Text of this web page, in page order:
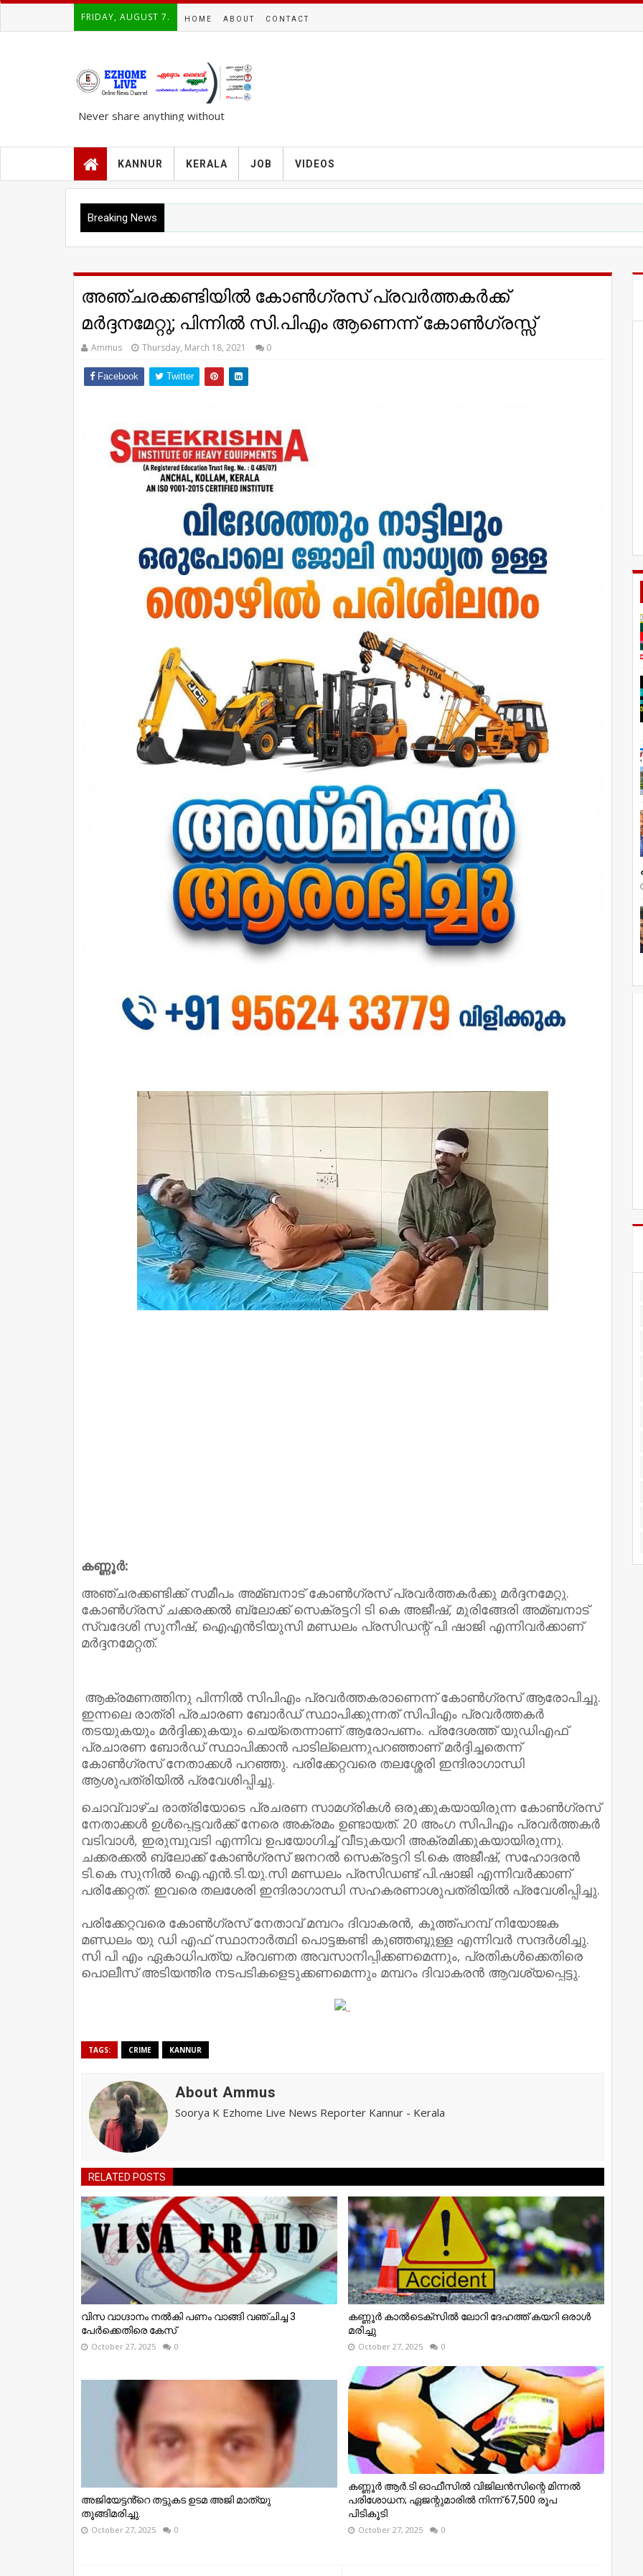
FRIDAY, AUGUST 7. HOME ABOUT CONTACT
Never share anything without
KANNUR KERALA JOB VIDEOS
Breaking News
അഞ്ചരക്കണ്ടിയില്‍ കോണ്‍ഗ്രസ് പ്രവര്‍ത്തകര്‍ക്ക്
മര്‍ദ്ദനമേറ്റു; പിന്നിൽ സി.പിഎം ആണെന്ന് കോൺഗ്രസ്സ്
Ammus Thursday, March 18, 2021 0
Facebook Twitter
കണ്ണൂര്‍:
അഞ്ചരക്കണ്ടിക്ക് സമീപം അമ്ബനാട് കോണ്‍ഗ്രസ് പ്രവര്‍ത്തകര്‍ക്കു മര്‍ദ്ദനമേറ്റു.
കോണ്‍ഗ്രസ് ചക്കരക്കല്‍ ബ്ലോക്ക് സെക്രട്ടറി ടി കെ അജീഷ്, മുരിങ്ങേരി അമ്ബനാട്
സ്വദേശി സുനീഷ്, ഐഎന്‍ടിയുസി മണ്ഡലം പ്രസിഡന്റ് പി ഷാജി എന്നിവര്‍ക്കാണ്
മര്‍ദ്ദനമേറ്റത്.
ആക്രമണത്തിനു പിന്നില്‍ സിപിഎം പ്രവര്‍ത്തകരാണെന്ന് കോണ്‍ഗ്രസ് ആരോപിച്ചു.
ഇന്നലെ രാത്രി പ്രചാരണ ബോര്‍ഡ് സ്ഥാപിക്കുന്നത് സിപിഎം പ്രവര്‍ത്തകര്‍
തടയുകയും മര്‍ദ്ദിക്കുകയും ചെയ്‌തെന്നാണ് ആരോപണം. പ്രദേശത്ത് യുഡിഎഫ്
പ്രചാരണ ബോര്‍ഡ് സ്ഥാപിക്കാന്‍ പാടില്ലെന്നുപറഞ്ഞാണ് മര്‍ദ്ദിച്ചതെന്ന്
കോണ്‍ഗ്രസ് നേതാക്കള്‍ പറഞ്ഞു. പരിക്കേറ്റവരെ തലശ്ശേരി ഇന്ദിരാഗാന്ധി
ആശുപത്രിയില്‍ പ്രവേശിപ്പിച്ചു.
ചൊവ്വാഴ്ച രാത്രിയോടെ പ്രചരണ സാമഗ്രികൾ ഒരുക്കുകയായിരുന്ന കോൺഗ്രസ്
നേതാക്കൾ ഉൾപ്പെട്ടവർക്ക് നേരെ അക്രമം ഉണ്ടായത്. 20 അംഗ സിപിഎം പ്രവർത്തകർ
വടിവാൾ, ഇരുമ്പുവടി എന്നിവ ഉപയോഗിച്ച് വീടുകയറി അക്രമിക്കുകയായിരുന്നു.
ചക്കരക്കൽ ബ്ലോക്ക് കോൺഗ്രസ് ജനറൽ സെക്രട്ടറി ടി.കെ അജീഷ്, സഹോദരൻ
ടി.കെ സുനിൽ ഐ.എൻ.ടി.യു.സി മണ്ഡലം പ്രസിഡണ്ട് പി.ഷാജി എന്നിവർക്കാണ്
പരിക്കേറ്റത്. ഇവരെ തലശേരി ഇന്ദിരാഗാന്ധി സഹകരണാശുപത്രിയിൽ പ്രവേശിപ്പിച്ചു.
പരിക്കേറ്റവരെ കോൺഗ്രസ് നേതാവ് മമ്പറം ദിവാകരൻ, കൂത്ത്പറമ്പ് നിയോജക
മണ്ഡലം യു ഡി എഫ് സ്ഥാനാർത്ഥി പൊട്ടങ്കണ്ടി കുഞ്ഞബ്ദുള്ള എന്നിവർ സന്ദർശിച്ചു.
സി പി എം ഏകാധിപത്യ പ്രവണത അവസാനിപ്പിക്കണമെന്നും, പ്രതികൾക്കെതിരെ
പൊലീസ് അടിയന്തിര നടപടികളെടുക്കണമെന്നും മമ്പറം ദിവാകരൻ ആവശ്യപ്പെട്ടു.
TAGS: CRIME KANNUR
About Ammus
Soorya K Ezhome Live News Reporter Kannur - Kerala
RELATED POSTS
വിസ വാഗ്ദാനം നൽകി പണം വാങ്ങി വഞ്ചിച്ച 3
പേർക്കെതിരെ കേസ്
October 27, 2025 0
കണ്ണൂര്‍ കാല്‍ടെക്‌സില്‍ ലോറി ദേഹത്ത് കയറി ഒരാള്‍
മരിച്ചു
October 27, 2025 0
അജിയേട്ടൻ്റെ തട്ടുകട ഉടമ അജി മാത്യു
തൂങ്ങിമരിച്ചു.
October 27, 2025 0
കണ്ണൂര്‍ ആര്‍.ടി ഓഫീസില്‍ വിജിലൻസിന്റെ മിന്നല്‍
പരിശോധന; ഏജന്റുമാരില്‍ നിന്ന് 67,500 രൂപ
പിടികൂടി
October 27, 2025 0